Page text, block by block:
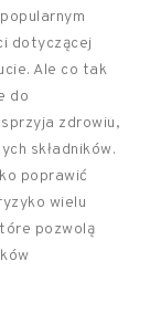
dotyczącej
Ale co tak
do
zdrowiu,
składników.
poprawić
wielu
pozwolą